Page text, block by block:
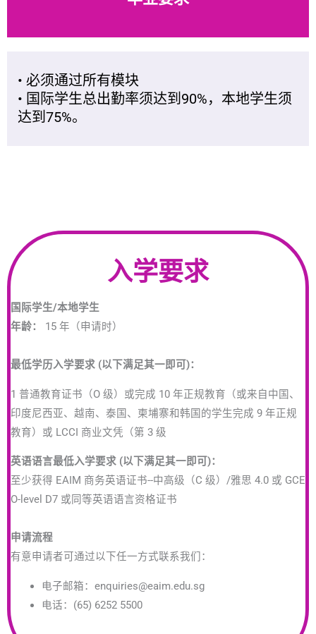
• 必须通过所有模块
• 国际学生总出勤率须达到90%，本地学生须
达到75%。
入学要求
国际学生/本地学生
年龄：
15 年（申请时）
最低学历入学要求 (以下满足其一即可)：
1 普通教育证书（O 级）或完成 10 年正规教育（或来自中国、
印度尼西亚、越南、泰国、柬埔寨和韩国的学生完成 9 年正规
教育）或 LCCI 商业文凭（第 3 级
英语语言最低入学要求 (以下满足其一即可)：
至少获得 EAIM 商务英语证书--中高级（C 级）/雅思 4.0 或 GCE
O-level D7 或同等英语语言资格证书
申请流程
有意申请者可通过以下任一方式联系我们：
电子邮箱：enquiries@eaim.edu.sg
电话：(65) 6252 5500